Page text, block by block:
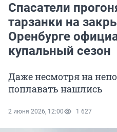
Спасатели
тарзанки на
Оренбурге
купальный сезон
Даже несмотря на
поплавать нашлись
2 июня 2026, 12:00 1 627